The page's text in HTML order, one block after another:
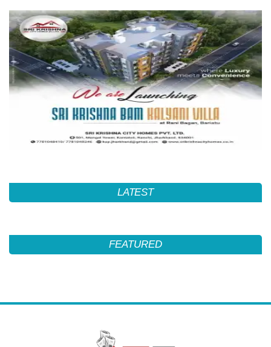
LATEST
FEATURED